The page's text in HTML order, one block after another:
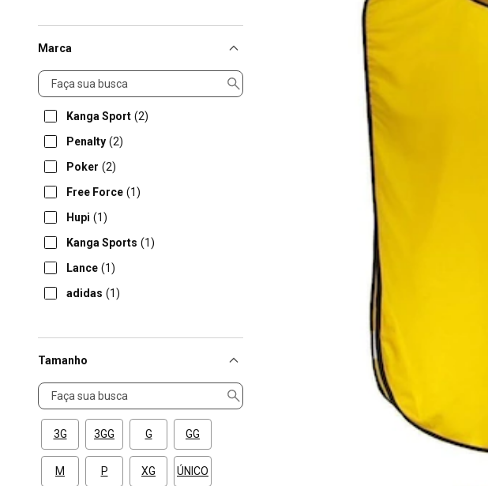
Marca
Marca
Kanga Sport (2)
Penalty (2)
Poker (2)
Free Force (1)
Hupi (1)
Kanga Sports (1)
Lance (1)
adidas (1)
Tamanho
Tamanho
3G 3GG G GG
M P XG ÚNICO